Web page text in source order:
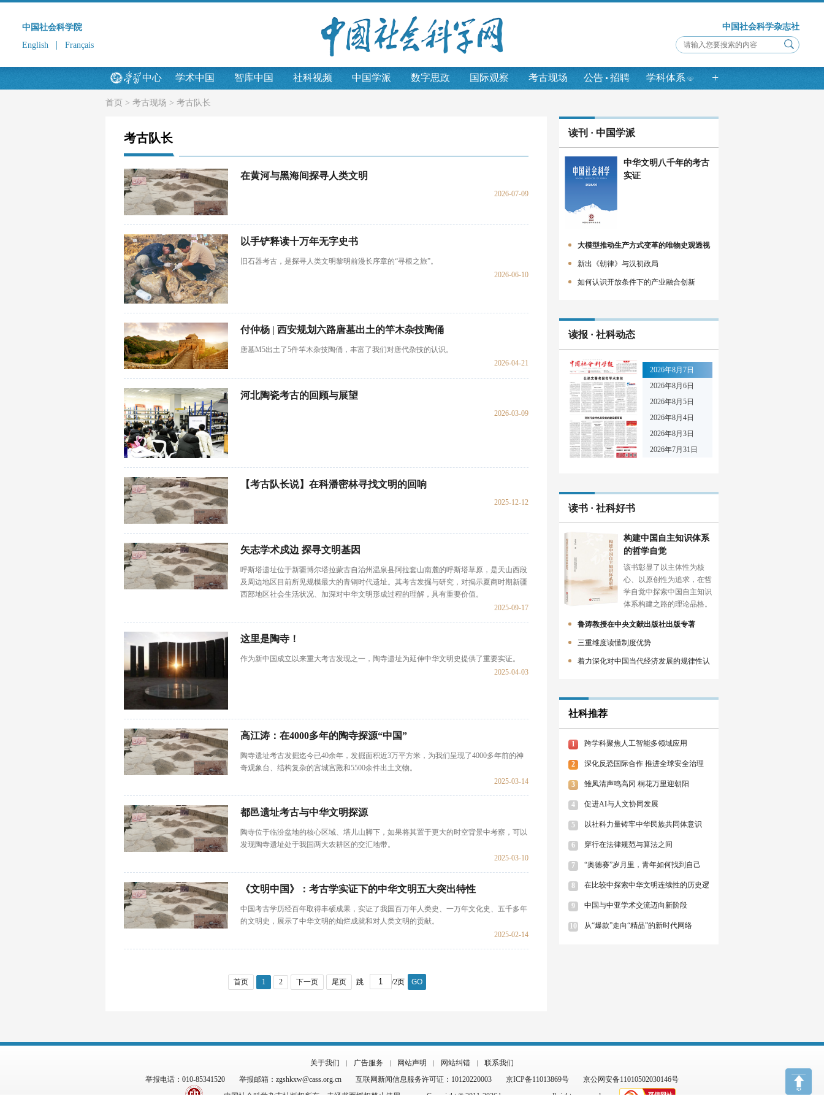
中国社会科学院
English
| Français
中国社会科学杂志社
中心 学术中国 智库中国 社科视频 中国学派 数字思政 国际观察 考古现场 公告 招聘 学科体系 +
首页 > 考古现场 > 考古队长
考古队长
在黄河与黑海间探寻人类文明
2026-07-09
以手铲释读十万年无字史书
旧石器考古，是探寻人类文明黎明前漫长序章的“寻根之旅”。
2026-06-10
付仲杨 | 西安规划六路唐墓出土的竿木杂技陶俑
唐墓M5出土了5件竿木杂技陶俑，丰富了我们对唐代杂技的认识。
2026-04-21
河北陶瓷考古的回顾与展望
2026-03-09
【考古队长说】在科潘密林寻找文明的回响
2025-12-12
矢志学术戍边 探寻文明基因
呼斯塔遗址位于新疆博尔塔拉蒙古自治州温泉县阿拉套山南麓的呼斯塔草原，是天山西段
及周边地区目前所见规模最大的青铜时代遗址。其考古发掘与研究，对揭示夏商时期新疆
西部地区社会生活状况、加深对中华文明形成过程的理解，具有重要价值。
2025-09-17
这里是陶寺！
作为新中国成立以来重大考古发现之一，陶寺遗址为延伸中华文明史提供了重要实证。
2025-04-03
高江涛：在4000多年的陶寺探源“中国”
陶寺遗址考古发掘迄今已40余年，发掘面积近3万平方米，为我们呈现了4000多年前的神
奇观象台、结构复杂的宫城宫殿和5500余件出土文物。
2025-03-14
都邑遗址考古与中华文明探源
陶寺位于临汾盆地的核心区域、塔儿山脚下，如果将其置于更大的时空背景中考察，可以
发现陶寺遗址处于我国两大农耕区的交汇地带。
2025-03-10
《文明中国》：考古学实证下的中华文明五大突出特性
中国考古学历经百年取得丰硕成果，实证了我国百万年人类史、一万年文化史、五千多年
的文明史，展示了中华文明的灿烂成就和对人类文明的贡献。
2025-02-14
首页 1 2 下一页 尾页 跳 /2页 GO
读刊 · 中国学派
中华文明八千年的考古
实证
大模型推动生产方式变革的唯物史观透视
新出《朝律》与汉初政局
如何认识开放条件下的产业融合创新
读报 · 社科动态
2026年8月7日
2026年8月6日
2026年8月5日
2026年8月4日
2026年8月3日
2026年7月31日
读书 · 社科好书
构建中国自主知识体系
的哲学自觉
该书彰显了以主体性为核
心、以原创性为追求，在哲
学自觉中探索中国自主知识
体系构建之路的理论品格。
鲁涛教授在中央文献出版社出版专著
三重维度读懂制度优势
着力深化对中国当代经济发展的规律性认
社科推荐
1 跨学科聚焦人工智能多领域应用
2 深化反恐国际合作 推进全球安全治理
3 雏凤清声鸣高冈 桐花万里迎朝阳
4 促进AI与人文协同发展
5 以社科力量铸牢中华民族共同体意识
6 穿行在法律规范与算法之间
7 “奥德赛”岁月里，青年如何找到自己
8 在比较中探索中华文明连续性的历史逻
9 中国与中亚学术交流迈向新阶段
10 从“爆款”走向“精品”的新时代网络
关于我们 广告服务 网站声明 网站纠错
联系我们
举报电话：010-85341520
举报邮箱：zgshkxw@cass.org.cn 互联网新闻信息服务许可证：10120220003 京ICP备11013869号
京公网安备11010502030146号
中国社会科学杂志社版权所有，未经书面授权禁止使用
Copyright © 2011-2026 by www.cssn.cn all rights reserved